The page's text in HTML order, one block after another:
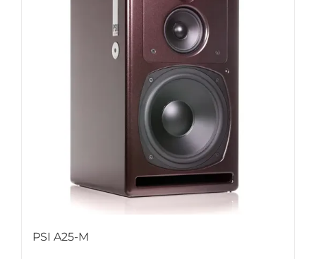
PSI A25-M